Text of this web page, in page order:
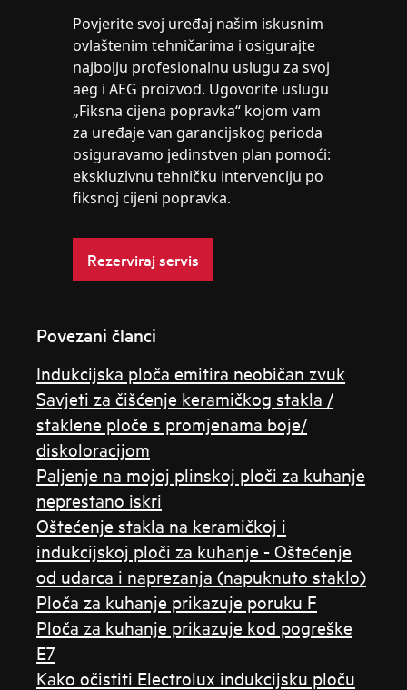
Povjerite svoj uređaj našim iskusnim
ovlaštenim tehničarima i osigurajte
najbolju profesionalnu uslugu za svoj
aeg i AEG proizvod. Ugovorite uslugu
„Fiksna cijena popravka“ kojom vam
za uređaje van garancijskog perioda
osiguravamo jedinstven plan pomoći:
ekskluzivnu tehničku intervenciju po
fiksnoj cijeni popravka.
Rezerviraj servis
Povezani članci
Indukcijska ploča emitira neobičan zvuk
Savjeti za čišćenje keramičkog stakla /
staklene ploče s promjenama boje/
diskoloracijom
Paljenje na mojoj plinskoj ploči za kuhanje
neprestano iskri
Oštećenje stakla na keramičkoj i
indukcijskoj ploči za kuhanje - Oštećenje
od udarca i naprezanja (napuknuto staklo)
Ploča za kuhanje prikazuje poruku F
Ploča za kuhanje prikazuje kod pogreške
E7
Kako očistiti Electrolux indukcijsku ploču